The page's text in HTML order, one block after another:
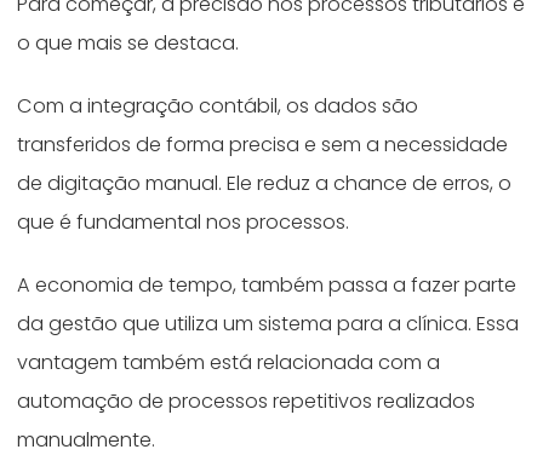
o que mais se destaca.
Com a integração contábil, os dados são
transferidos de forma precisa e sem a necessidade
de digitação manual. Ele reduz a chance de erros, o
que é fundamental nos processos.
A economia de tempo, também passa a fazer parte
da gestão que utiliza um sistema para a clínica. Essa
vantagem também está relacionada com a
automação de processos repetitivos realizados
manualmente.